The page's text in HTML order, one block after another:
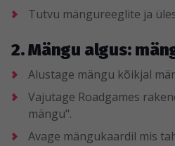
Tutvu mängureeglite ja
2. Mängu algus:
Alustage mängu kõikjal
Vajutage Roadgames
mängu".
Avage mängukaardil mis